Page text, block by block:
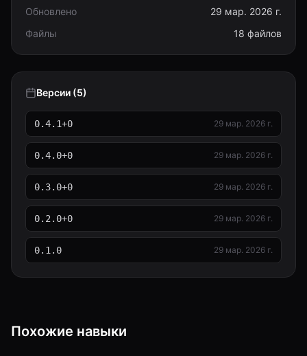
Обновлено
29 мар. 2026 г.
Файлы
18 файлов
Версии (5)
0.4.1+0 29 мар. 2026 г.
0.4.0+0 29 мар. 2026 г.
0.3.0+0 29 мар. 2026 г.
0.2.0+0 29 мар. 2026 г.
0.1.0 29 мар. 2026 г.
Похожие навыки